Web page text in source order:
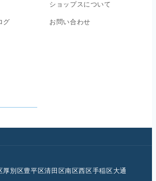
グ
ショップスについて
お問い合わせ
厚別区豊平区清田区南区西区手稲区大通